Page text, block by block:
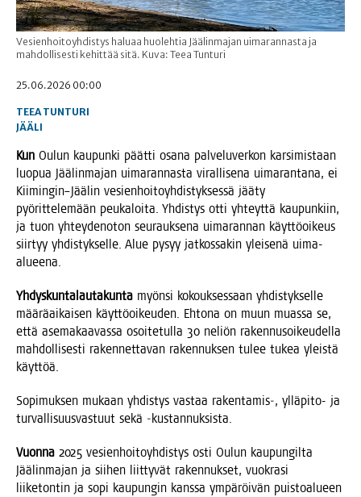
Vesienhoitoyhdistys haluaa huolehtia Jäälinmajan uimarannasta ja
mahdollisesti kehittää sitä. Kuva: Teea Tunturi
25.06.2026 00:00
TEEA TUNTURI
JÄÄLI
Kun Oulun kau­pun­ki päät­ti osa­na pal­ve­lu­ver­kon kar­si­mis­taan
luo­pua Jää­lin­ma­jan uima­ran­nas­ta viral­li­se­na uima­ran­ta­na, ei
Kiimingin–Jäälin vesien­hoi­to­yh­dis­tyk­ses­sä jää­ty
pyö­rit­te­le­mään peu­ka­loi­ta. Yhdis­tys otti yhteyt­tä kau­pun­kiin,
ja tuon yhtey­den­o­ton seu­rauk­se­na uima­ran­nan käyt­tö­oi­keus
siir­tyy yhdis­tyk­sel­le. Alue pysyy jat­kos­sa­kin ylei­se­nä uima-
alueena.
Yhdys­kun­ta­lau­ta­kun­ta myön­si kokouk­ses­saan yhdis­tyk­sel­le
mää­rä­ai­kai­sen käyt­tö­oi­keu­den. Ehto­na on muun muas­sa se,
että ase­ma­kaa­vas­sa osoi­te­tul­la 30 neliön raken­nusoi­keu­del­la
mah­dol­li­ses­ti raken­net­ta­van raken­nuk­sen tulee tukea yleis­tä
käyttöä.
Sopi­muk­sen mukaan yhdis­tys vas­taa rakentamis‑, yllä­pi­to- ja
tur­val­li­suus­vas­tuut sekä ‑kus­tan­nuk­sis­ta.
Vuon­na 2025 vesien­hoi­to­yh­dis­tys osti Oulun kau­pun­gil­ta
Jää­lin­ma­jan ja sii­hen liit­ty­vät raken­nuk­set, vuo­kra­si
lii­ke­ton­tin ja sopi kau­pun­gin kans­sa ympä­röi­vän puis­toa­lu­een